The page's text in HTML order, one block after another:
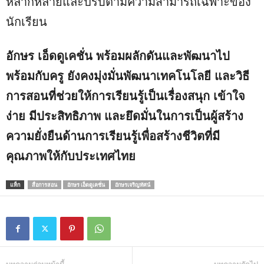
นักเรียน
อักษร เอ็ดดูเคชั่น พร้อมผลักดันและพัฒนาไป
พร้อมกับครู ยังคงมุ่งมั่นพัฒนาเทคโนโลยี และวิธี
การสอนที่ช่วยให้การเรียนรู้เป็นเรื่องสนุก เข้าใจ
ง่าย มีประสิทธิภาพ และยึดมั่นในการเป็นผู้สร้าง
ความยั่งยืนด้านการเรียนรู้เพื่อสร้างชีวิตที่มี
คุณภาพให้กับประเทศไทย
แท็ก สื่อการสอน อักษร เอ็ดดูเคชั่น อักษรเจริญทัศน์